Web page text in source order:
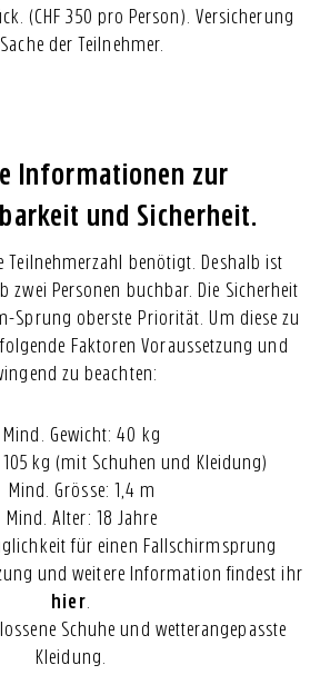
(CHF 350 pro Person). Versicherung
der Teilnehmer.
Informationen zur
und Sicherheit.
Teilnehmerzahl benötigt. Deshalb ist
zwei Personen buchbar. Die Sicherheit
Sprung oberste Priorität. Um diese zu
Faktoren Voraussetzung und
zu beachten:
Mind. Gewicht: 40 kg
105 kg (mit Schuhen und Kleidung)
Mind. Grösse: 1,4 m
Mind. Alter: 18 Jahre
für einen Fallschirmsprung
und weitere Information findest ihr
hier
Schuhe und wetterangepasste
Kleidung.